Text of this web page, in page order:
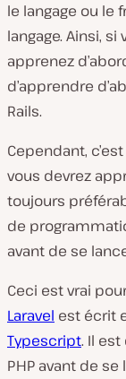
le langage ou le
langage. Ainsi,
apprenez
d’apprendre
Rails.
Cependant,
vous devrez
toujours
de
avant de se
Ceci est vrai
Laravel est écrit
Typescript. Il
PHP avant de